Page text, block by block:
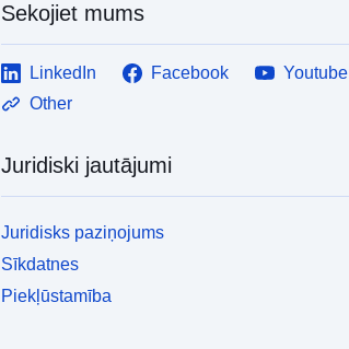
Sekojiet mums
LinkedIn Facebook
Youtube
Other
Juridiski jautājumi
Juridisks paziņojums
Sīkdatnes
Piekļūstamība